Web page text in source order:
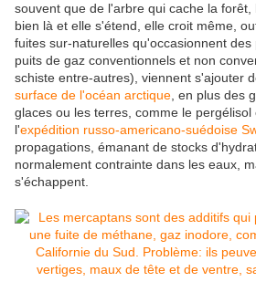
souvent que de l'arbre qui cache la
bien là et elle s'étend, elle croit même,
fuites sur-naturelles qu'occasionnent
puits de gaz conventionnels et non
schiste entre-autres), viennent s'ajouter
surface de l'océan arctique , en plus des
glaces ou les terres, comme le pergélisol
l'expédition russo-americano-suédoise
propagations, émanant de stocks
normalement contrainte dans les eaux,
s'échappent.